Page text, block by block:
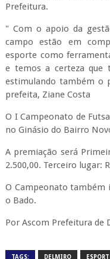
Prefeitura.
" Com o apoio da
campo estão em
esporte como
e temos a certeza que
estimulando também o
prefeita, Ziane Costa
O I Campeonato de
no Ginásio do Bairro
A premiação será
2.500,00. Terceiro lugar:
O Campeonato também
o Bado.
Por Ascom Prefeitura de
TAGS: DELMIRO